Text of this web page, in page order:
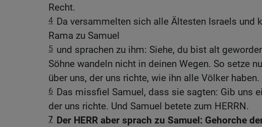
Recht.
4 Da versammelten sich alle Ältesten Israels und
Rama zu Samuel
5 und sprachen zu ihm: Siehe, du bist alt
Söhne wandeln nicht in deinen Wegen. So setze
über uns, der uns richte, wie ihn alle Völker haben.
6 Das missfiel Samuel, dass sie sagten: Gib uns
der uns richte. Und Samuel betete zum HERRN.
7 Der HERR aber sprach zu Samuel: Gehorche